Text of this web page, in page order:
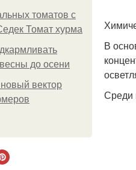
томатов с
Томат хурма
до осени
вектор
В
Среди